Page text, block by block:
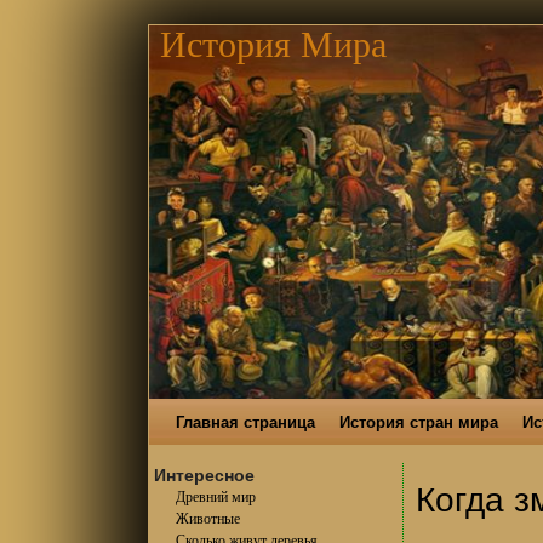
История Мира
Главная страница История стран мира
Интересное
Древний мир
Животные
Когда